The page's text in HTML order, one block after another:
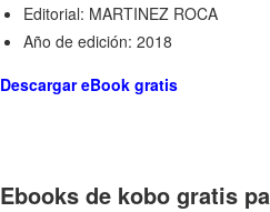
Editorial: MARTINEZ ROCA
Año de edición: 2018
Descargar eBook gratis
Ebooks de kobo gratis